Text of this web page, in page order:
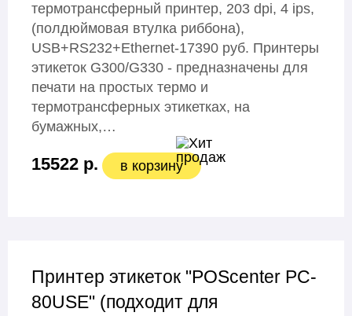
термотрансферный принтер, 203 dpi, 4 ips,
(полдюймовая втулка риббона),
USB+RS232+Ethernet-17390 руб. Принтеры
этикеток G300/G330 - предназначены для
печати на простых термо и
термотрансферных этикетках, на
бумажных,…
15522 р. в корзину
Принтер этикеток "POScenter PC-
80USE" (подходит для